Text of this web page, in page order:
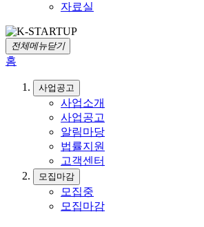
자료실
전체메뉴닫기
홈
사업공고
사업소개
사업공고
알림마당
법률지원
고객센터
모집마감
모집중
모집마감